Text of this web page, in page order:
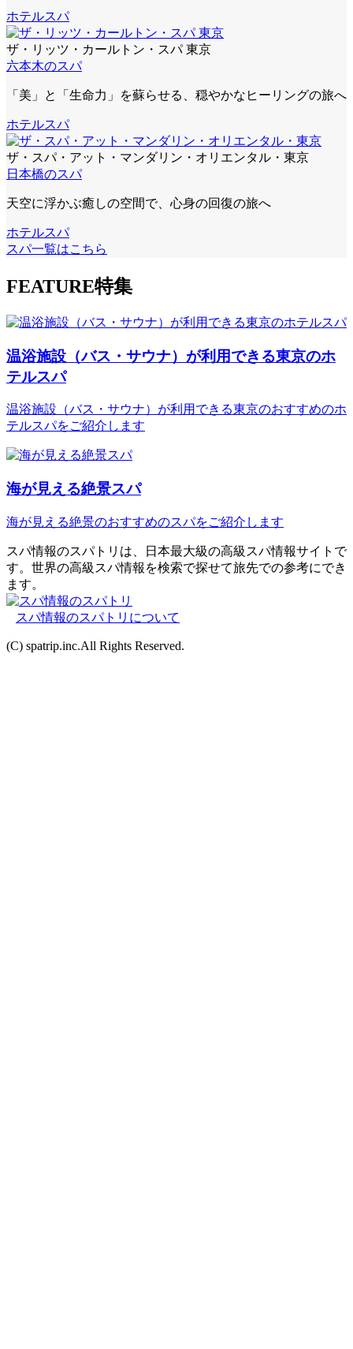
ホテルスパ
ザ・リッツ・カールトン・スパ 東京
六本木のスパ
「美」と「生命力」を蘇らせる、穏やかなヒーリングの旅へ
ホテルスパ
ザ・スパ・アット・マンダリン・オリエンタル・東京
日本橋のスパ
天空に浮かぶ癒しの空間で、心身の回復の旅へ
ホテルスパ
スパ一覧はこちら
FEATURE特集
温浴施設（バス・サウナ）が利用できる東京のホ
テルスパ
温浴施設（バス・サウナ）が利用できる東京のおすすめのホ
テルスパをご紹介します
海が見える絶景スパ
海が見える絶景のおすすめのスパをご紹介します
スパ情報のスパトリは、日本最大級の高級スパ情報サイトで
す。世界の高級スパ情報を検索で探せて旅先での参考にでき
ます。
スパ情報のスパトリについて
(C) spatrip.inc.All Rights Reserved.